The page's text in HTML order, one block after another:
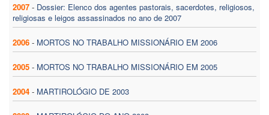
2007 - Dossier: Elenco dos agentes pastorais, sacerdotes, religiosos,
religiosas e leigos assassinados no ano de 2007
2006 - MORTOS NO TRABALHO MISSIONÁRIO EM 2006
2005 - MORTOS NO TRABALHO MISSIONÁRIO EM 2005
2004 - MARTIROLÓGIO DE 2003